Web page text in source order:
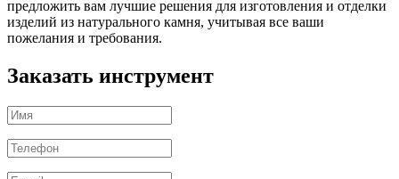
предложить вам лучшие решения для изготовления и отделки
изделий из натурального камня, учитывая все ваши
пожелания и требования.
Заказать инструмент